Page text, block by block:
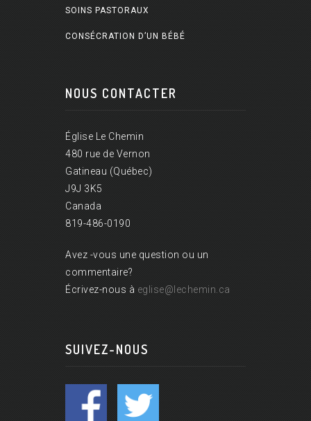
SOINS PASTORAUX
CONSÉCRATION D’UN BÉBÉ
NOUS CONTACTER
Église Le Chemin
480 rue de Vernon
Gatineau (Québec)
J9J 3K5
Canada
819-486-0190
Avez -vous une question ou un
commentaire?
Écrivez-nous à eglise@lechemin.ca
SUIVEZ-NOUS